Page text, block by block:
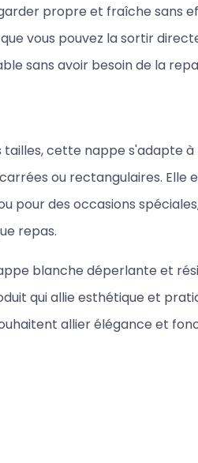
propre et fraîche sans
vous pouvez la sortir
sans avoir besoin de la
tailles, cette nappe s'adapte
ou rectangulaires. Elle
pour des occasions
repas.
blanche déperlante et
qui allie esthétique et
allier élégance et